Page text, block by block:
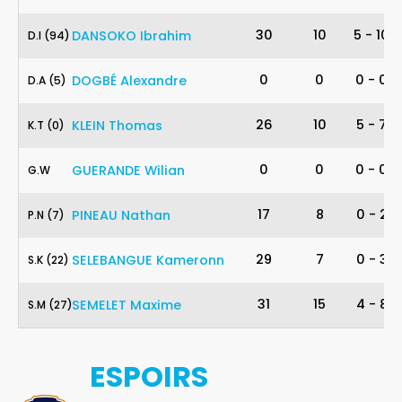
94 DANSOKO Ibrahim
D.I (94) 30 10 5 - 10
5 DOGBÉ Alexandre
D.A (5) 0 0 0 - 0
0 KLEIN Thomas
K.T (0) 26 10 5 - 7
GUERANDE Wilian
G.W 0 0 0 - 0
7 PINEAU Nathan
P.N (7) 17 8 0 - 2
22 SELEBANGUE Kameronn
S.K (22) 29 7 0 - 3
27 SEMELET Maxime
S.M (27) 31 15 4 - 8
ESPOIRS